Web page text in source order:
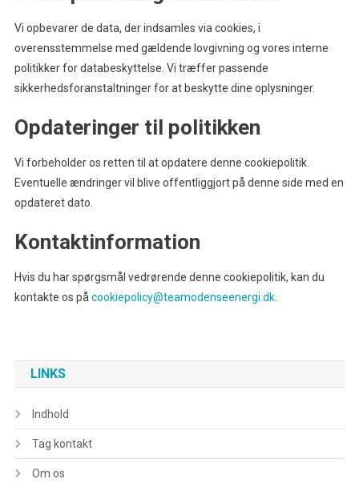
Vi opbevarer de data, der indsamles via cookies, i
overensstemmelse med gældende lovgivning og vores interne
politikker for databeskyttelse. Vi træffer passende
sikkerhedsforanstaltninger for at beskytte dine oplysninger.
Opdateringer til politikken
Vi forbeholder os retten til at opdatere denne cookiepolitik.
Eventuelle ændringer vil blive offentliggjort på denne side med en
opdateret dato.
Kontaktinformation
Hvis du har spørgsmål vedrørende denne cookiepolitik, kan du
kontakte os på cookiepolicy@teamodenseenergi.dk.
LINKS
Indhold
Tag kontakt
Om os